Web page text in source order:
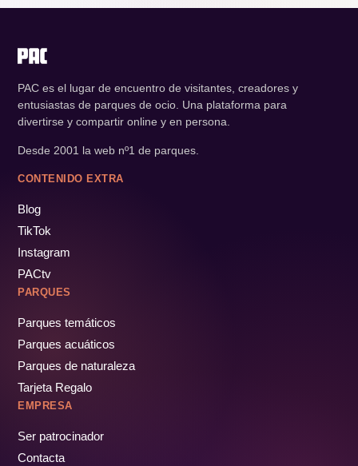
PAC es el lugar de encuentro de visitantes, creadores y
entusiastas de parques de ocio. Una plataforma para
divertirse y compartir online y en persona.
Desde 2001 la web nº1 de parques.
CONTENIDO EXTRA
Blog
TikTok
Instagram
PACtv
PARQUES
Parques temáticos
Parques acuáticos
Parques de naturaleza
Tarjeta Regalo
EMPRESA
Ser patrocinador
Contacta